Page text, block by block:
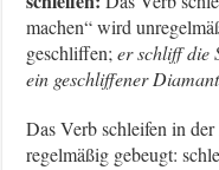
machen“ wird
geschliffen;er schliff die
ein geschliffener
Das Verb schleifen in
regelmäßig gebeugt: